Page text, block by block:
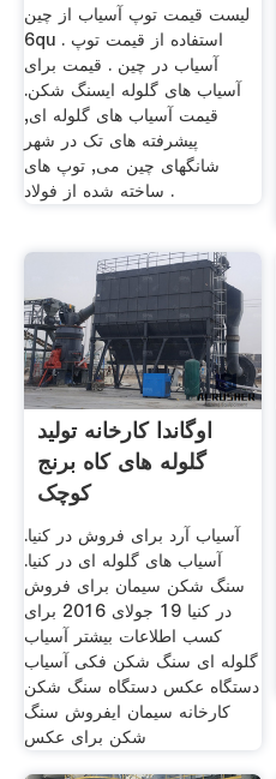
لیست قیمت توپ آسیاب از چین
6qu . استفاده از قیمت توپ
آسیاب در چین . قیمت برای
آسیاب های گلوله ایسنگ شکن.
قیمت آسیاب های گلوله ای,
پیشرفته های تک در شهر
شانگهای چین می, توپ های
ساخته شده از فولاد .
اوگاندا کارخانه تولید
گلوله های کاه برنج
کوچک
آسیاب آرد برای فروش در کنیا.
آسیاب های گلوله ای در کنیا.
سنگ شکن سیمان برای فروش
در کنیا 19 جولای 2016 برای
کسب اطلاعات بیشتر آسیاب
گلوله ای سنگ شکن فکی آسیاب
دستگاه عکس دستگاه سنگ شکن
کارخانه سیمان ایفروش سنگ
شکن برای عکس